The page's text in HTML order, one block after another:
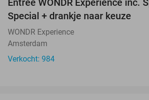
Entree WONDR Experience inc.
Special + drankje naar keuze
WONDR Experience
Amsterdam
Verkocht: 984